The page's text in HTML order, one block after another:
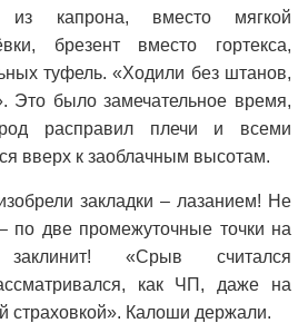
капрона, вместо мягкой
брезент вместо гортекса,
туфель. «Ходили без штанов,
Это было замечательное время,
расправил плечи и всеми
вверх к заоблачным высотам.
закладки – лазанием! Не
по две промежуточные точки на
«Срыв считался
как ЧП, даже на
страховкой». Калоши держали.